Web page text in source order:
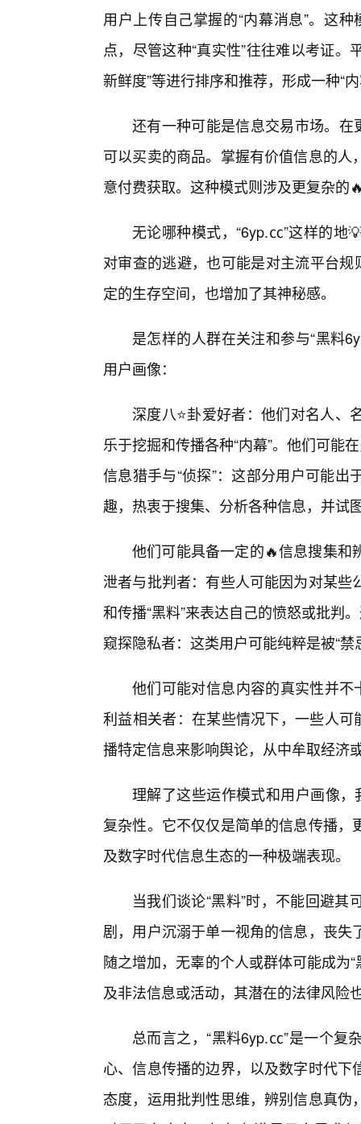
用户上传自己掌握的“内幕消息”。这
点，尽管这种“真实性”往往难以考证。
新鲜度”等进行排序和推荐，形成一种“
还有一种可能是信息交易市场。在
可以买卖的商品。掌握有价值信息的
意付费获取。这种模式则涉及更复杂的
无论哪种模式，“6yp.㏄”这样的
对审查的逃避，也可能是对主流平台
定的生存空间，也增加了其神秘感。
是怎样的人群在关注和参与“黑料
用户画像：
深度八⭐卦爱好者：他们对名人
乐于挖掘和传播各种“内幕”。他们可能
信息猎手与“侦探”：这部分用户可能
趣，热衷于搜集、分析各种信息，并试
他们可能具备一定的🔥信息搜集和
泄者与批判者：有些人可能因为对某
和传播“黑料”来表达自己的愤怒或批判
窥探隐私者：这类用户可能纯粹是被“
他们可能对信息内容的真实性并不
利益相关者：在某些情况下，一些人
播特定信息来影响舆论，从中牟取经济
理解了这些运作模式和用户画像，
复杂性。它不仅仅是简单的信息传播
及数字时代信息生态的一种极端表现。
当我们谈论“黑料”时，不能回避
剧，用户沉溺于单一视角的信息，丧
随之增加，无辜的个人或群体可能成为
及非法信息或活动，其潜在的法律风险
总而言之，“黑料6yp.㏄”是一个
心、信息传播的边界，以及数字时代
态度，运用批判性思维，辨别信息真